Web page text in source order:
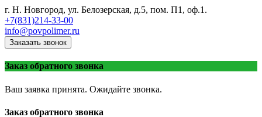
г. Н. Новгород, ул. Белозерская, д.5, пом. П1, оф.1.
+7(831)214-33-00
info@povpolimer.ru
Заказать звонок
Заказ обратного звонка
Ваш заявка принята. Ожидайте звонка.
Заказ обратного звонка